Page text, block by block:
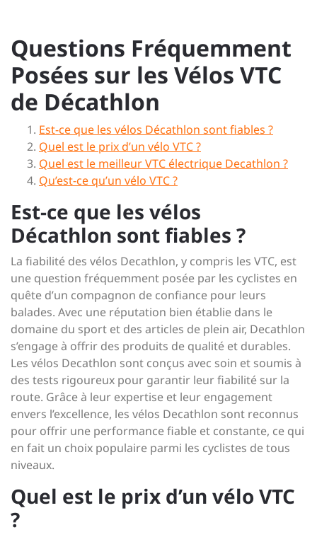
Questions Fréquemment
Posées sur les Vélos VTC
de Décathlon
Est-ce que les vélos Décathlon sont fiables ?
Quel est le prix d’un vélo VTC ?
Quel est le meilleur VTC électrique Decathlon ?
Qu’est-ce qu’un vélo VTC ?
Est-ce que les vélos
Décathlon sont fiables ?
La fiabilité des vélos Decathlon, y compris les VTC, est
une question fréquemment posée par les cyclistes en
quête d’un compagnon de confiance pour leurs
balades. Avec une réputation bien établie dans le
domaine du sport et des articles de plein air, Decathlon
s’engage à offrir des produits de qualité et durables.
Les vélos Decathlon sont conçus avec soin et soumis à
des tests rigoureux pour garantir leur fiabilité sur la
route. Grâce à leur expertise et leur engagement
envers l’excellence, les vélos Decathlon sont reconnus
pour offrir une performance fiable et constante, ce qui
en fait un choix populaire parmi les cyclistes de tous
niveaux.
Quel est le prix d’un vélo VTC
?